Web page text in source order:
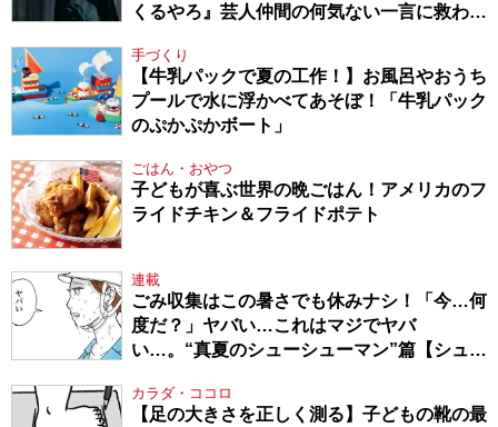
くるやろ』芸人仲間の何気ない一言に救われ
手づくり
【牛乳パックで夏の工作！】お風呂やおうち
プールで水に浮かべてあそぼ！「牛乳パック
のぷかぷかボート」
ごはん・おやつ
子どもが喜ぶ世界の晩ごはん！アメリカのフ
ライドチキン＆フライドポテト
連載
ごみ収集はこの暑さでも休みナシ！「今…何
度だ？」ヤバい…これはマジでヤバ
い…。“真夏のシューシューマン”篇【シュー
カラダ・ココロ
【足の大きさを正しく測る】子どもの靴の最